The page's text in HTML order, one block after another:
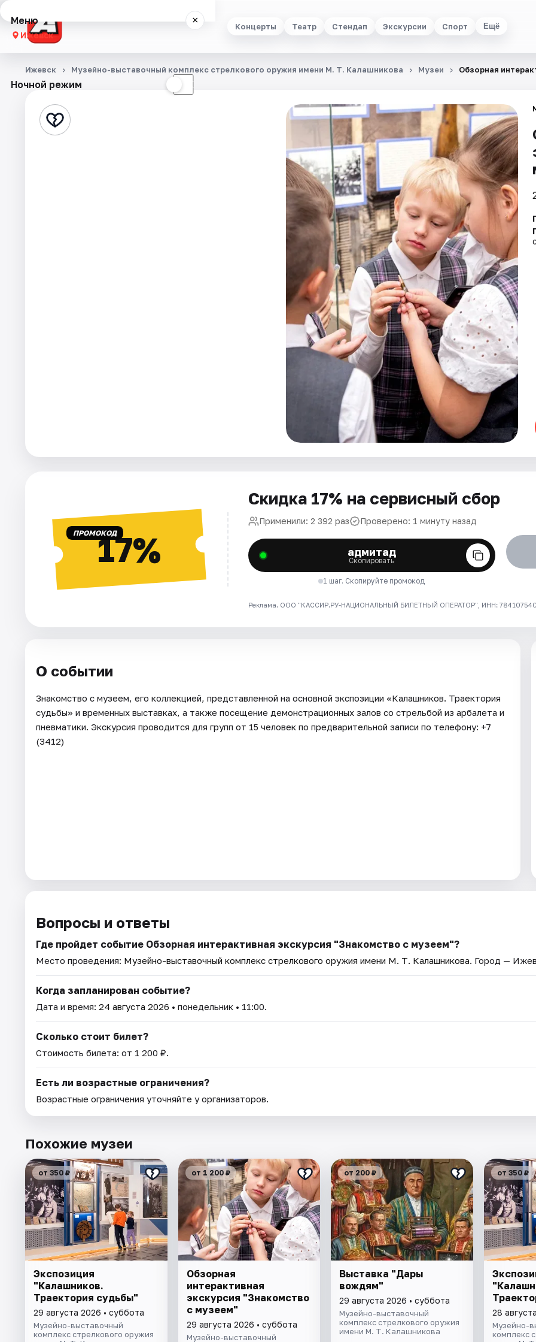
Концерты Театр Стендап Экскурсии Спорт Ещё
Меню ×
Ижевск
Концерты
Стендап
Ночной режим ☾
Ижевск Музейно-выставочный комплекс стрелкового оружия имени М. Т. Калашникова Музеи Обзорная
ПРОМОКОД17%
Скидка 17% на сервисный сбор
Применили: 2 392 раз Проверено: 1 минуту назад
адмитад
Скопировать
1 шаг. Скопируйте промокод
Реклама. ООО "КАССИР.РУ-НАЦИОНАЛЬНЫЙ БИЛЕТНЫЙ ОПЕРАТОР", ИНН: 7841075409
О событии
Знакомство с музеем, его коллекцией, представленной на основной экспозиции «Калашников. Траектория
судьбы» и временных выставках, а также посещение демонстрационных залов со стрельбой из арбалета и
пневматики. Экскурсия проводится для групп от 15 человек по предварительной записи по телефону: +7
(3412)
Вопросы и ответы
Где пройдет событие Обзорная интерактивная экскурсия "Знакомство с музеем"?
Место проведения: Музейно-выставочный комплекс стрелкового оружия имени М. Т. Калашникова. Город —
Когда запланирован событие?
Дата и время: 24 августа 2026 • понедельник • 11:00.
Сколько стоит билет?
Стоимость билета: от 1 200 ₽.
Есть ли возрастные ограничения?
Возрастные ограничения уточняйте у организаторов.
Похожие музеи
от 350 ₽
Экспозиция
"Калашников.
Траектория судьбы"
29 августа 2026 • суббота
Музейно-выставочный
комплекс стрелкового оружия
от 1 200 ₽
Обзорная
интерактивная
экскурсия "Знакомство
с музеем"
29 августа 2026 • суббота
Музейно-выставочный
от 200 ₽
Выставка "Дары
вождям"
29 августа 2026 • суббота
Музейно-выставочный
комплекс стрелкового оружия
имени М. Т. Калашникова
от 350 ₽
28
Музейно-
комплекс